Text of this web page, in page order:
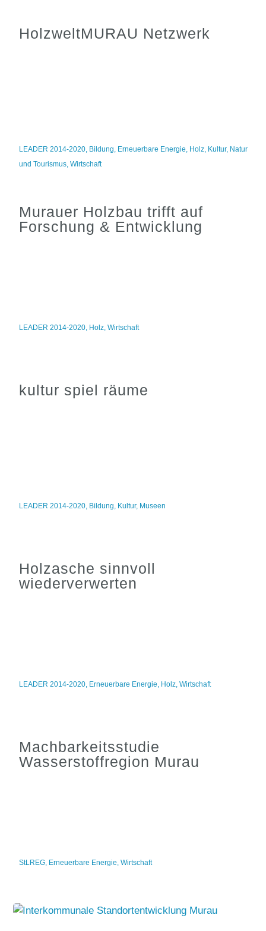
HolzweltMURAU Netzwerk
LEADER 2014-2020, Bildung, Erneuerbare Energie, Holz, Kultur, Natur
und Tourismus,Wirtschaft
Murauer Holzbau trifft auf
Forschung & Entwicklung
LEADER 2014-2020, Holz,Wirtschaft
kultur spiel räume
LEADER 2014-2020, Bildung, Kultur, Museen
Holzasche sinnvoll
wiederverwerten
LEADER 2014-2020, Erneuerbare Energie, Holz,Wirtschaft
Machbarkeitsstudie
Wasserstoffregion Murau
StLREG, Erneuerbare Energie,Wirtschaft